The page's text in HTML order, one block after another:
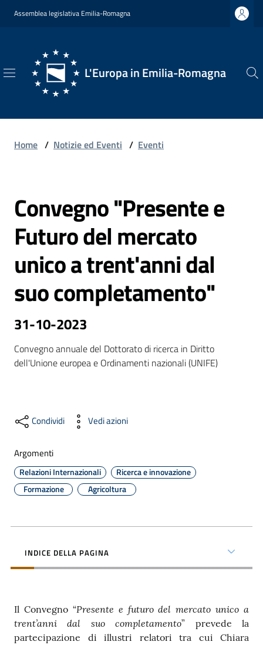
Vai al contenuto
Vai alla navigazione
Vai al footer
Assemblea legislativa Emilia-Romagna
L'Europa in Emilia-Romagna
L'Europa
Romagna
Chi
Siamo
Opportunità
Notizie
ed
Partecipazione
Approfondimenti
Contatti
Seguici
su
Home / Notizie ed Eventi / Eventi
Salta al contenuto
Convegno "Presente e
Futuro del mercato
unico a trent'anni dal
suo completamento"
31-10-2023
Convegno annuale del Dottorato di ricerca in Diritto
dell'Unione europea e Ordinamenti nazionali (UNIFE)
Condividi Vedi azioni
Argomenti
Relazioni Internazionali
Ricerca e innovazione
Formazione
Agricoltura
INDICE DELLA PAGINA
Il Convegno “Presente e futuro del mercato unico a
trent’anni dal suo completamento” prevede la
partecipazione di illustri relatori tra cui Chiara